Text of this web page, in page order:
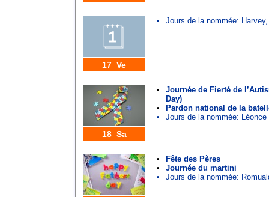
17 Ve
Jours de la nommée: Harvey
18 Sa
Journée de Fierté de
Day)
Pardon national de la
Jours de la nommée: Léonce
Fête des Pères
Journée du martini
Jours de la nommée: